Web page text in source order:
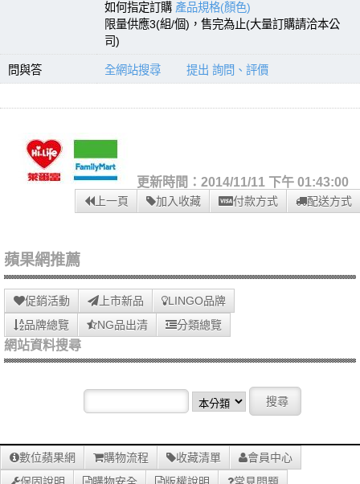
如何指定訂購 產品規格(顏色)
限量供應3(組/個)，售完為止(大量訂購請洽本公
司)
問與答 全網站搜尋 提出 詢問、評價
更新時間：2014/11/11 下午 01:43:00
上一頁 加入收藏 付款方式 配送方式
蘋果網推薦
促銷活動 上市新品
LINGO品牌
品牌總覽
NG品出清 分類總覽
網站資料搜尋
數位蘋果網 購物流程 收藏清單
會員中心